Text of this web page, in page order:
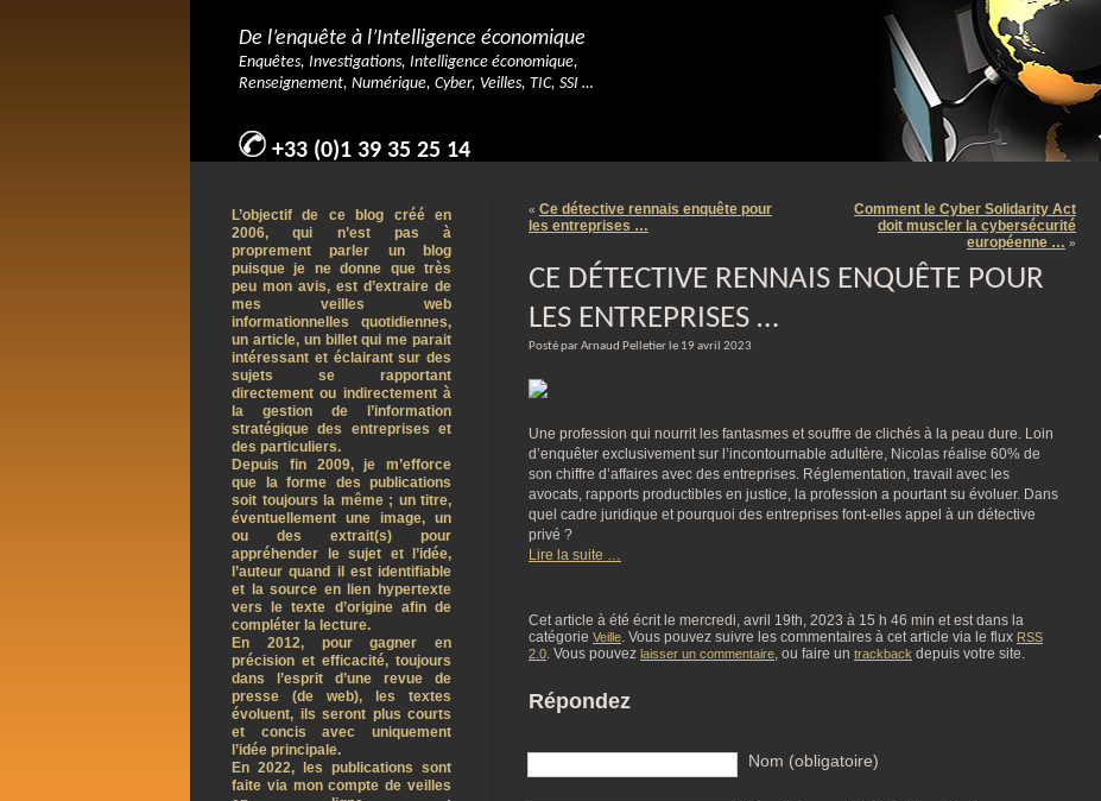
De l’enquête à l’Intelligence économique
Enquêtes, Investigations, Intelligence économique,
Renseignement, Numérique, Cyber, Veilles, TIC, SSI …
+33 (0)1 39 35 25 14
« Ce détective rennais enquête pour
les entreprises …
Comment le Cyber Solidarity Act
doit muscler la cybersécurité
européenne … »
CE DÉTECTIVE RENNAIS ENQUÊTE POUR
LES ENTREPRISES …
Posté par Arnaud Pelletier le 19 avril 2023
Une profession qui nourrit les fantasmes et souffre de clichés à la peau dure. Loin
d’enquêter exclusivement sur l’incontournable adultère, Nicolas réalise 60% de
son chiffre d’affaires avec des entreprises. Réglementation, travail avec les
avocats, rapports productibles en justice, la profession a pourtant su évoluer. Dans
quel cadre juridique et pourquoi des entreprises font-elles appel à un détective
privé ?
Lire la suite …
Cet article à été écrit le mercredi, avril 19th, 2023 à 15 h 46 min et est dans la
catégorie Veille. Vous pouvez suivre les commentaires à cet article via le flux RSS
2.0. Vous pouvez laisser un commentaire, ou faire un trackback depuis votre site.
Répondez
Nom (obligatoire)
L’objectif de ce blog créé en
2006, qui n’est pas à
proprement parler un blog
puisque je ne donne que très
peu mon avis, est d’extraire de
mes veilles web
informationnelles quotidiennes,
un article, un billet qui me parait
intéressant et éclairant sur des
sujets se rapportant
directement ou indirectement à
la gestion de l’information
stratégique des entreprises et
des particuliers.
Depuis fin 2009, je m’efforce
que la forme des publications
soit toujours la même ; un titre,
éventuellement une image, un
ou des extrait(s) pour
appréhender le sujet et l’idée,
l’auteur quand il est identifiable
et la source en lien hypertexte
vers le texte d’origine afin de
compléter la lecture.
En 2012, pour gagner en
précision et efficacité, toujours
dans l’esprit d’une revue de
presse (de web), les textes
évoluent, ils seront plus courts
et concis avec uniquement
l’idée principale.
En 2022, les publications sont
faite via mon compte de veilles